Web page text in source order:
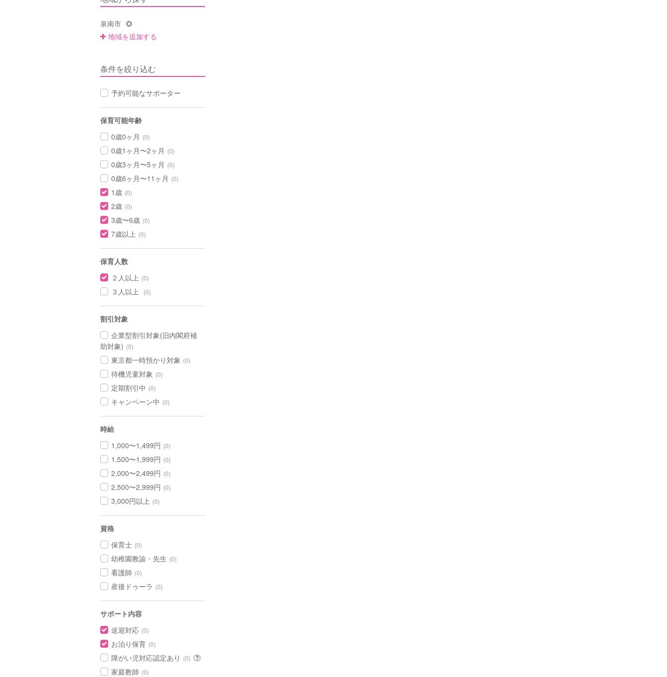
泉南市
地域を追加する
条件を絞り込む
予約可能なサポーター
保育可能年齢
0歳0ヶ月 (0)
0歳1ヶ月〜2ヶ月 (0)
0歳3ヶ月〜5ヶ月 (0)
0歳6ヶ月〜11ヶ月 (0)
1歳 (0)
2歳 (0)
3歳〜6歳 (0)
7歳以上 (0)
保育人数
２人以上 (0)
３人以上 (0)
割引対象
企業型割引対象(旧内閣府補
助対象) (0)
東京都一時預かり対象 (0)
待機児童対象 (0)
定期割引中 (0)
キャンペーン中 (0)
時給
1,000〜1,499円 (0)
1,500〜1,999円 (0)
2,000〜2,499円 (0)
2,500〜2,999円 (0)
3,000円以上 (0)
資格
保育士 (0)
幼稚園教諭・先生 (0)
看護師 (0)
産後ドゥーラ (0)
サポート内容
送迎対応 (0)
お泊り保育 (0)
障がい児対応認定あり (0)
家庭教師 (0)